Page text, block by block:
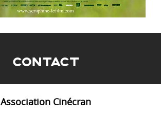
CONTACT
Association Cinécran